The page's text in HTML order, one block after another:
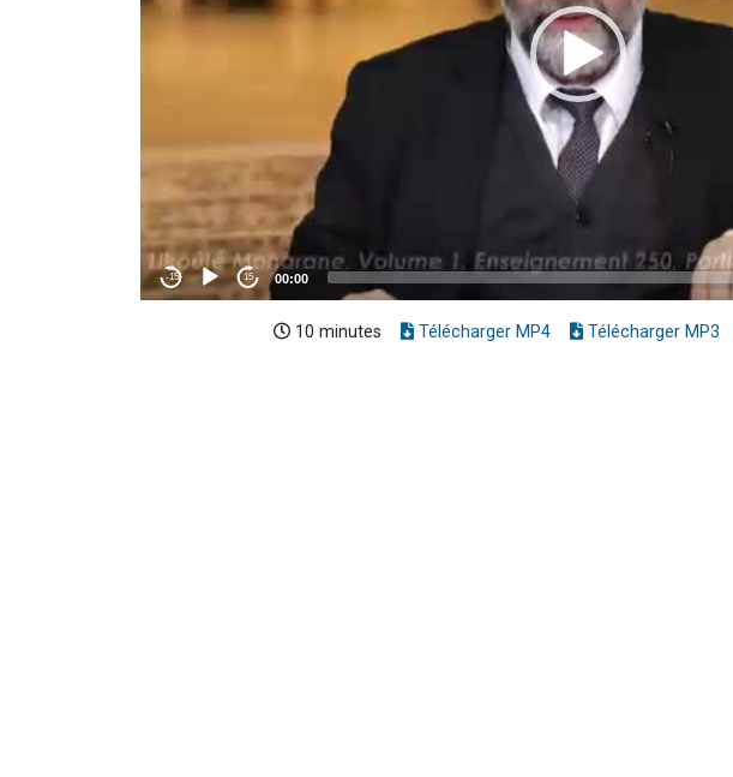
10 minutes Télécharger MP4 Télécharger MP3